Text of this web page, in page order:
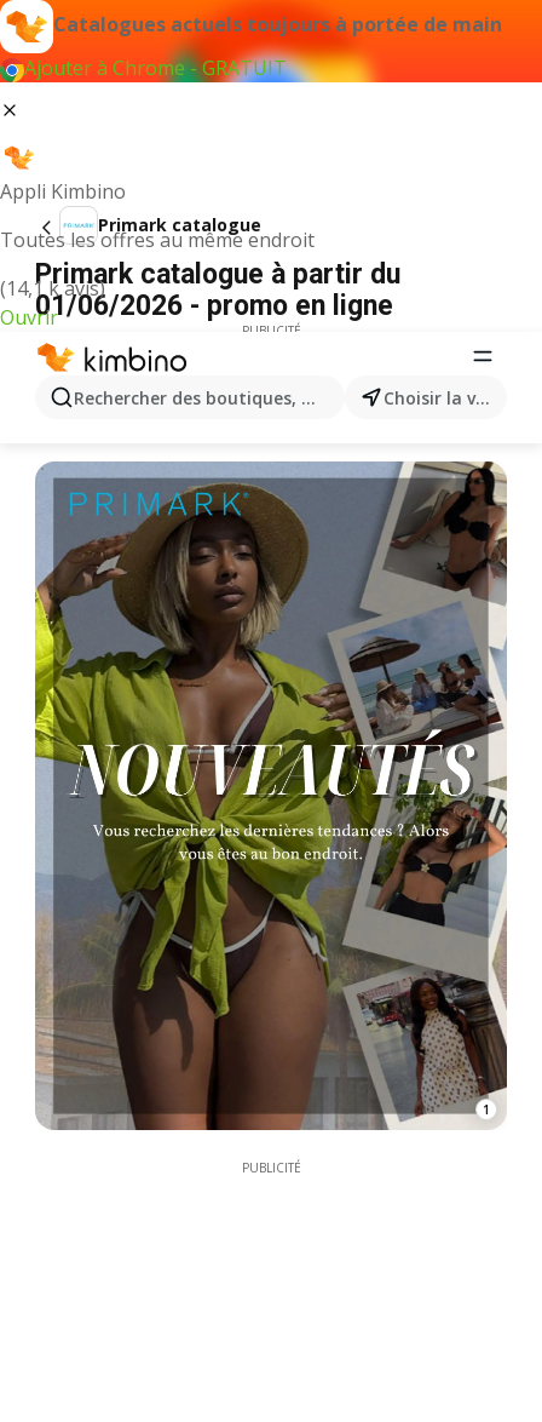
Catalogues actuels toujours à portée de main
Ajouter à Chrome - GRATUIT
Appli Kimbino
Toutes les offres au même endroit
(14,1 k avis)
Ouvrir
Rechercher des boutiques, des catégories, des Choisir la ville
Primark catalogue
Primark catalogue à partir du
01/06/2026 - promo en ligne
PUBLICITÉ
1
PUBLICITÉ